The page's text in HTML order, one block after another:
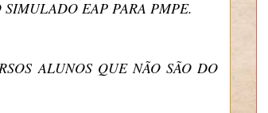
EAP PARA PMPE.
ALUNOS QUE NÃO SÃO DO